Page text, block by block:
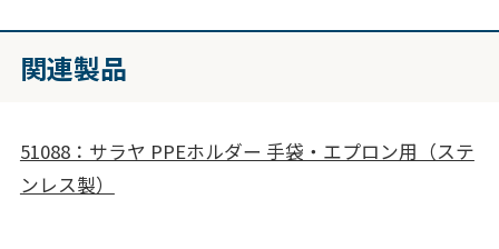
関連製品
51088：サラヤ PPEホルダー 手袋・エプロン用（ステ
ンレス製）